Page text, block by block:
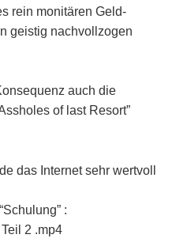
rein monitären Geld-
geistig nachvollzogen
auch die
of last Resort”
das Internet sehr wertvoll
:
2 .mp4